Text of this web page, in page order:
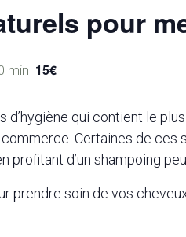
pour
min 15€
d’hygiène qui contient le
Certaines de
profitant d’un shampoing
prendre soin de vos